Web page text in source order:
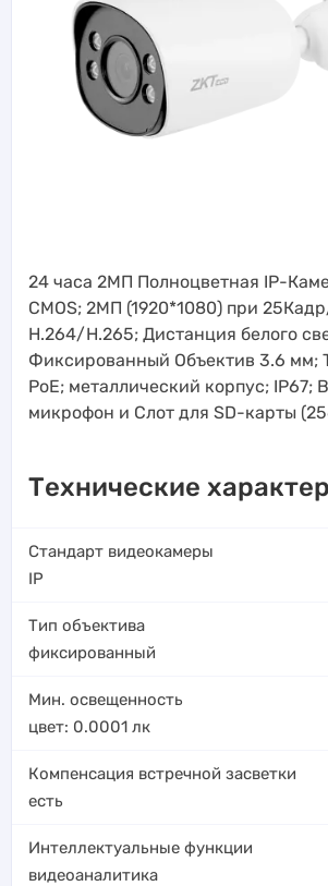
24 часа 2МП Полноцветная IP-
CMOS; 2МП (1920*1080) при
H.264/H.265; Дистанция белого
Фиксированный Объектив 3.6 мм;
PoE; металлический корпус; IP67;
микрофон и Слот для SD-карты
Технические
Стандарт видеокамеры
IP
Тип объектива
фиксированный
Мин. освещенность
цвет: 0.0001 лк
Компенсация встречной засветки
есть
Интеллектуальные функции
видеоаналитика